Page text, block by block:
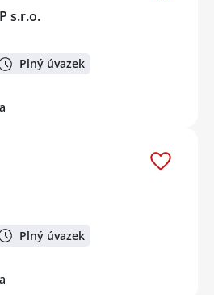
s.r.o.
Plný úvazek
Plný úvazek